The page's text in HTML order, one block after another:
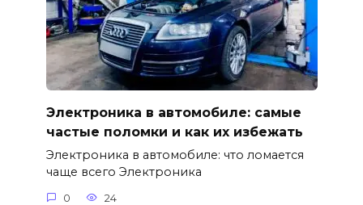
Электроника в автомобиле: самые
частые поломки и как их избежать
Электроника в автомобиле: что ломается
чаще всего Электроника
0 24